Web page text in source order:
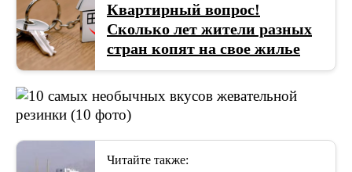
Квартирный вопрос!
Сколько лет жители разных
стран копят на свое жилье
Читайте также: